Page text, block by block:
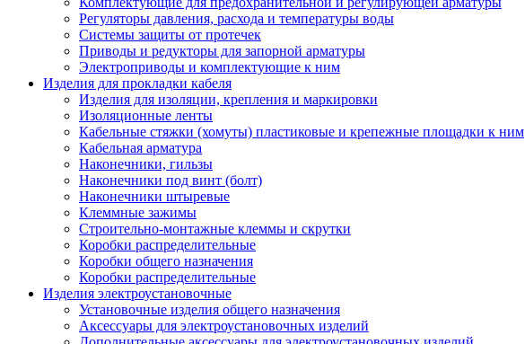
Регуляторы давления, расхода и температуры воды
Системы защиты от протечек
Приводы и редукторы для запорной арматуры
Электроприводы и комплектующие к ним
Изделия для прокладки кабеля
Изделия для изоляции, крепления и маркировки
Изоляционные ленты
Кабельные стяжки (хомуты) пластиковые и крепежные площадки к ним
Кабельная арматура
Наконечники, гильзы
Наконечники под винт (болт)
Наконечники штыревые
Клеммные зажимы
Строительно-монтажные клеммы и скрутки
Коробки распределительные
Коробки общего назначения
Коробки распределительные
Изделия электроустановочные
Установочные изделия общего назначения
Аксессуары для электроустановочных изделий